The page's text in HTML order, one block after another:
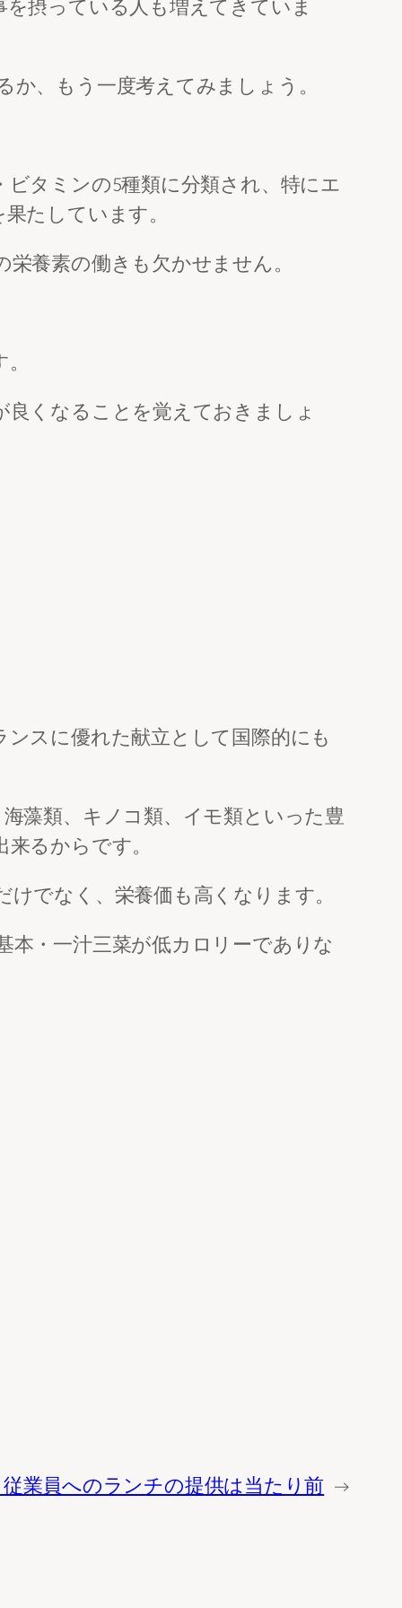
摂っている人も増えてきていま
、もう一度考えてみましょう。
タミンの5種類に分類され、特にエ
たしています。
養素の働きも欠かせません。
くなることを覚えておきましょ
スに優れた献立として国際的にも
藻類、キノコ類、イモ類といった豊
るからです。
でなく、栄養価も高くなります。
・一汁三菜が低カロリーでありな
業員へのランチの提供は当たり前 →